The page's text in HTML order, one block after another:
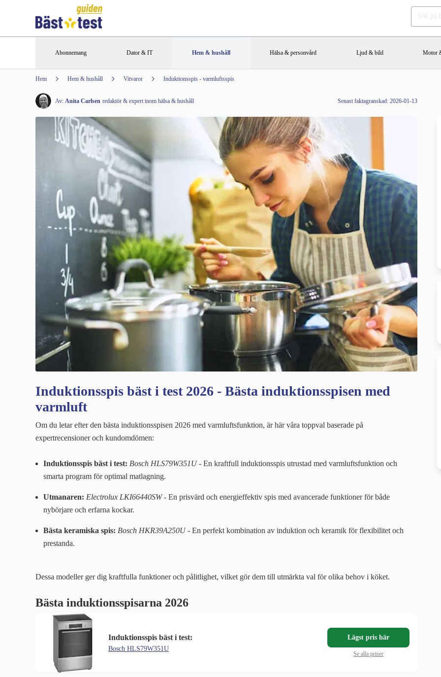
Abonnemang Dator & IT Hem & hushåll Hälsa & personvård Ljud & bild Motor
Hem Hem & hushåll Vitvaror Induktionsspis - varmluftsspis
Av: Anita Carlsen redaktör & expert inom hälsa & hushåll Senast faktagranskad: 2026-01-13
Induktionsspis bäst i test 2026 - Bästa induktionsspisen med
varmluft
Om du letar efter den bästa induktionsspisen 2026 med varmluftsfunktion, är här våra toppval baserade på
expertrecensioner och kundomdömen:
Induktionsspis bäst i test: Bosch HLS79W351U- En kraftfull induktionsspis utrustad med varmluftsfunktion och
smarta program för optimal matlagning.
Utmanaren: Electrolux LKI66440SW- En prisvärd och energieffektiv spis med avancerade funktioner för både
nybörjare och erfarna kockar.
Bästa keramiska spis: Bosch HKR39A250U- En perfekt kombination av induktion och keramik för flexibilitet och
prestanda.
Dessa modeller ger dig kraftfulla funktioner och pålitlighet, vilket gör dem till utmärkta val för olika behov i köket.
Bästa induktionsspisarna 2026
Induktionsspis bäst i test:
Bosch HLS79W351U
Lägst pris här
Se alla priser